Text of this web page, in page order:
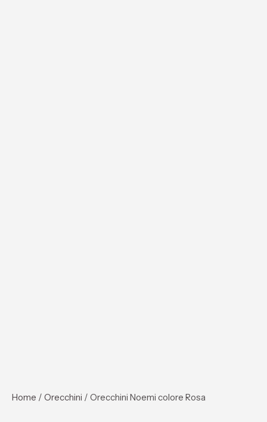
Home / Orecchini / Orecchini Noemi colore Rosa